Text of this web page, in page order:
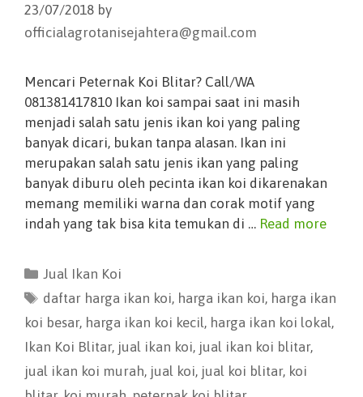
23/07/2018 by
officialagrotanisejahtera@gmail.com
Mencari Peternak Koi Blitar? Call/WA
081381417810 Ikan koi sampai saat ini masih
menjadi salah satu jenis ikan koi yang paling
banyak dicari, bukan tanpa alasan. Ikan ini
merupakan salah satu jenis ikan yang paling
banyak diburu oleh pecinta ikan koi dikarenakan
memang memiliki warna dan corak motif yang
indah yang tak bisa kita temukan di … Read more
Jual Ikan Koi
daftar harga ikan koi, harga ikan koi, harga ikan
koi besar, harga ikan koi kecil, harga ikan koi lokal,
Ikan Koi Blitar, jual ikan koi, jual ikan koi blitar,
jual ikan koi murah, jual koi, jual koi blitar, koi